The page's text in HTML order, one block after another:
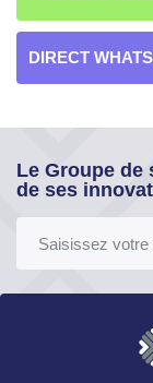
DIRECT
Le Groupe de
de ses